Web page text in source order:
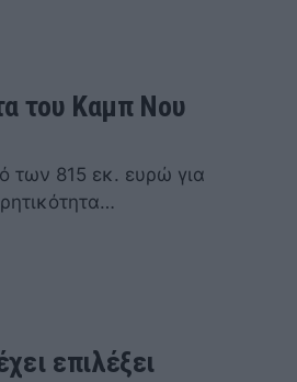
του Καμπ Νου
των 815 εκ. ευρώ για
επιλέξει